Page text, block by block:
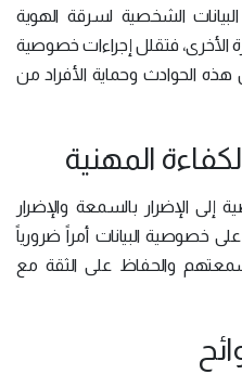
الشخصية لسرقة الهوية
الأخرى، فتقلل إجراءات خصوصية
هذه الحوادث وحماية الأفراد من
الإضرار بالسمعة والإضرار
خصوصية البيانات أمراً ضرورياً
والحفاظ على الثقة مع